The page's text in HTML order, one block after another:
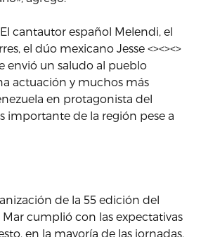
El cantautor español Melendi, el
el dúo mexicano Jesse <><><>
envió un saludo al pueblo
actuación y muchos más
en protagonista del
importante de la región pese a
de la 55 edición del
Mar cumplió con las expectativas
en la mayoría de las jornadas,